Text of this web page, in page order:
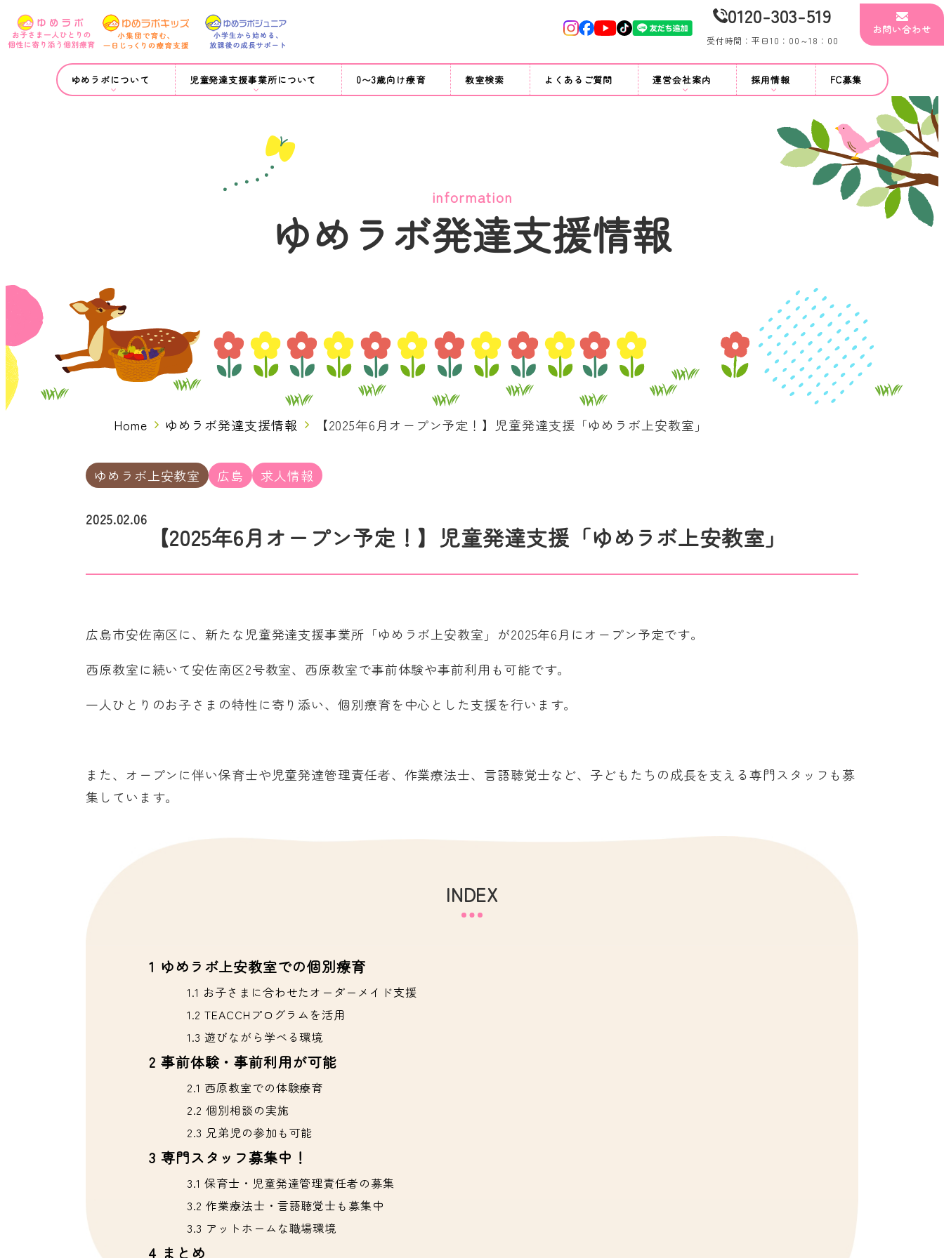
0120-303-519
受付時間：平日10：00～18：00
お問い合わせ
ゆめラボについて 児童発達支援事業所について 0〜3歳向け療育 教室検索 よくあるご質問 運営会社案内 採用情報 FC募集
information
ゆめラボ発達支援情報
Home ゆめラボ発達支援情報 【2025年6月オープン予定！】児童発達支援「ゆめラボ上安教室」
ゆめラボ上安教室 広島 求人情報
2025.02.06
【2025年6月オープン予定！】児童発達支援「ゆめラボ上安教室」
広島市安佐南区に、新たな児童発達支援事業所「ゆめラボ上安教室」が2025年6月にオープン予定です。
西原教室に続いて安佐南区2号教室、西原教室で事前体験や事前利用も可能です。
一人ひとりのお子さまの特性に寄り添い、個別療育を中心とした支援を行います。
また、オープンに伴い保育士や児童発達管理責任者、作業療法士、言語聴覚士など、子どもたちの成長を支える専門スタッフも募
集しています。
INDEX
1 ゆめラボ上安教室での個別療育
1.1 お子さまに合わせたオーダーメイド支援
1.2 TEACCHプログラムを活用
1.3 遊びながら学べる環境
2 事前体験・事前利用が可能
2.1 西原教室での体験療育
2.2 個別相談の実施
2.3 兄弟児の参加も可能
3 専門スタッフ募集中！
3.1 保育士・児童発達管理責任者の募集
3.2 作業療法士・言語聴覚士も募集中
3.3 アットホームな職場環境
4 まとめ